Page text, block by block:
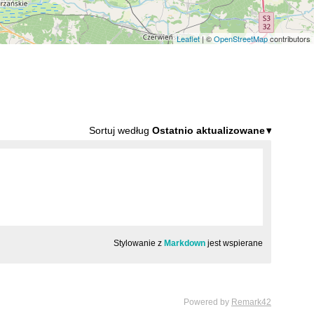
Leaflet | ©OpenStreetMapcontributors